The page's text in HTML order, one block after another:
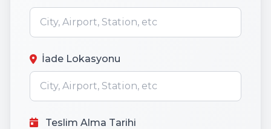
İade Lokasyonu
Teslim Alma Tarihi